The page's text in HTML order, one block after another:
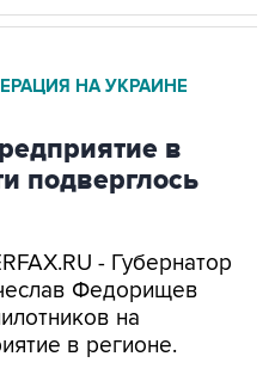
НА УКРАИНЕ
в
подверглось
- Губернатор
Федорищев
на
в регионе.